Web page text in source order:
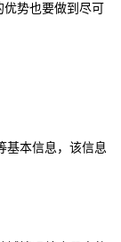
势也要做到尽可
基本信息，该信息